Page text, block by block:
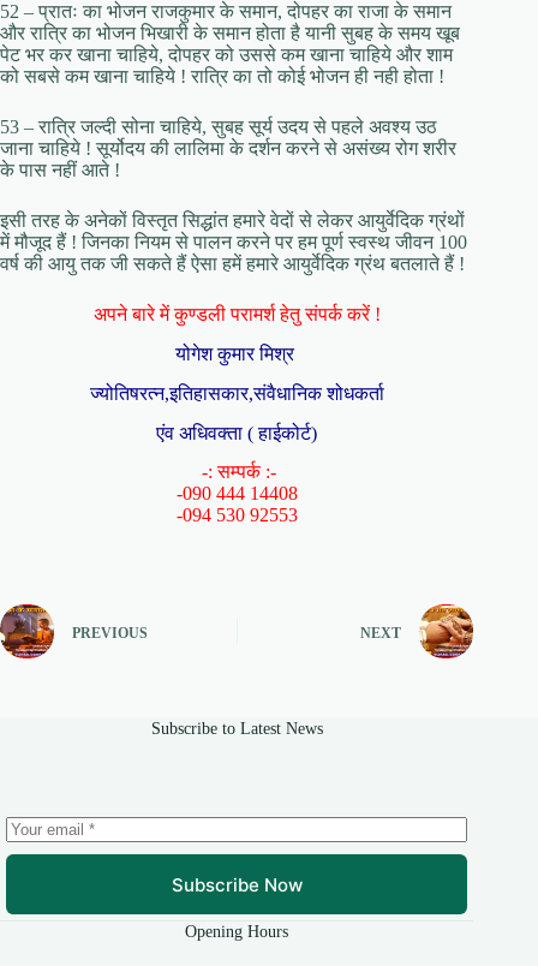
52 – प्रातः का भोजन राजकुमार के समान, दोपहर का राजा के समान
और रात्रि का भोजन भिखारी के समान होता है यानी सुबह के समय खूब
पेट भर कर खाना चाहिये, दोपहर को उससे कम खाना चाहिये और शाम
को सबसे कम खाना चाहिये ! रात्रि का तो कोई भोजन ही नही होता !
53 – रात्रि जल्दी सोना चाहिये, सुबह सूर्य उदय से पहले अवश्य उठ
जाना चाहिये ! सूर्योदय की लालिमा के दर्शन करने से असंख्य रोग शरीर
के पास नहीं आते !
इसी तरह के अनेकों विस्तृत सिद्धांत हमारे वेदों से लेकर आयुर्वेदिक ग्रंथों
में मौजूद हैं ! जिनका नियम से पालन करने पर हम पूर्ण स्वस्थ जीवन 100
वर्ष की आयु तक जी सकते हैं ऐसा हमें हमारे आयुर्वेदिक ग्रंथ बतलाते हैं !
अपने बारे में कुण्डली परामर्श हेतु संपर्क करें !
योगेश कुमार मिश्र
ज्योतिषरत्न,इतिहासकार,संवैधानिक शोधकर्ता
एंव अधिवक्ता ( हाईकोर्ट)
-: सम्पर्क :-
-090 444 14408
-094 530 92553
PREVIOUS NEXT
Subscribe to Latest News
Subscribe Now
Opening Hours